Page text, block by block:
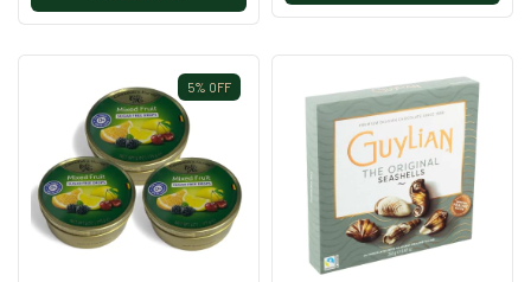
5% OFF